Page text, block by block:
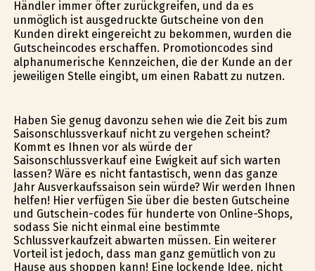
Händler immer öfter zurückgreifen, und da es
unmöglich ist ausgedruckte Gutscheine von den
Kunden direkt eingereicht zu bekommen, wurden die
Gutscheincodes erschaffen. Promotioncodes sind
alphanumerische Kennzeichen, die der Kunde an der
jeweiligen Stelle eingibt, um einen Rabatt zu nutzen.
Haben Sie genug davonzu sehen wie die Zeit bis zum
Saisonschlussverkauf nicht zu vergehen scheint?
Kommt es Ihnen vor als würde der
Saisonschlussverkauf eine Ewigkeit auf sich warten
lassen? Wäre es nicht fantastisch, wenn das ganze
Jahr Ausverkaufssaison sein würde? Wir werden Ihnen
helfen! Hier verfügen Sie über die besten Gutscheine
und Gutschein-codes für hunderte von Online-Shops,
sodass Sie nicht einmal eine bestimmte
Schlussverkaufzeit abwarten müssen. Ein weiterer
Vorteil ist jedoch, dass man ganz gemütlich von zu
Hause aus shoppen kann! Eine lockende Idee, nicht